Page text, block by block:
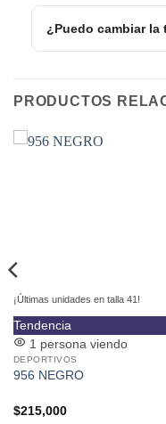
¿Puedo cambiar la
PRODUCTOS
Tendencia
¡Últimas unidades en talla 41!
1 persona viendo
DEPORTIVOS
956 NEGRO
$215,000
Este
producto
tiene
múltiples
Las